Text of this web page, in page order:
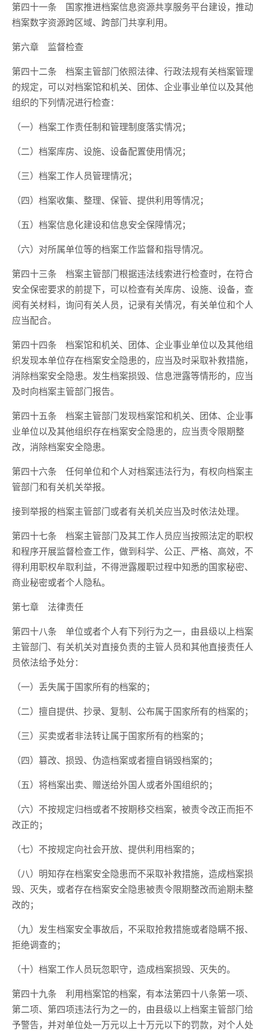
第四十一条 国家推进档案信息资源共享服务平台建设，推动
档案数字资源跨区域、跨部门共享利用。
第六章 监督检查
第四十二条 档案主管部门依照法律、行政法规有关档案管理
的规定，可以对档案馆和机关、团体、企业事业单位以及其他
组织的下列情况进行检查：
（一）档案工作责任制和管理制度落实情况；
（二）档案库房、设施、设备配置使用情况；
（三）档案工作人员管理情况；
（四）档案收集、整理、保管、提供利用等情况；
（五）档案信息化建设和信息安全保障情况；
（六）对所属单位等的档案工作监督和指导情况。
第四十三条 档案主管部门根据违法线索进行检查时，在符合
安全保密要求的前提下，可以检查有关库房、设施、设备，查
阅有关材料，询问有关人员，记录有关情况，有关单位和个人
应当配合。
第四十四条 档案馆和机关、团体、企业事业单位以及其他组
织发现本单位存在档案安全隐患的，应当及时采取补救措施，
消除档案安全隐患。发生档案损毁、信息泄露等情形的，应当
及时向档案主管部门报告。
第四十五条 档案主管部门发现档案馆和机关、团体、企业事
业单位以及其他组织存在档案安全隐患的，应当责令限期整
改，消除档案安全隐患。
第四十六条 任何单位和个人对档案违法行为，有权向档案主
管部门和有关机关举报。
接到举报的档案主管部门或者有关机关应当及时依法处理。
第四十七条 档案主管部门及其工作人员应当按照法定的职权
和程序开展监督检查工作，做到科学、公正、严格、高效，不
得利用职权牟取利益，不得泄露履职过程中知悉的国家秘密、
商业秘密或者个人隐私。
第七章 法律责任
第四十八条 单位或者个人有下列行为之一，由县级以上档案
主管部门、有关机关对直接负责的主管人员和其他直接责任人
员依法给予处分：
（一）丢失属于国家所有的档案的；
（二）擅自提供、抄录、复制、公布属于国家所有的档案的；
（三）买卖或者非法转让属于国家所有的档案的；
（四）篡改、损毁、伪造档案或者擅自销毁档案的；
（五）将档案出卖、赠送给外国人或者外国组织的；
（六）不按规定归档或者不按期移交档案，被责令改正而拒不
改正的；
（七）不按规定向社会开放、提供利用档案的；
（八）明知存在档案安全隐患而不采取补救措施，造成档案损
毁、灭失，或者存在档案安全隐患被责令限期整改而逾期未整
改的；
（九）发生档案安全事故后，不采取抢救措施或者隐瞒不报、
拒绝调查的；
（十）档案工作人员玩忽职守，造成档案损毁、灭失的。
第四十九条 利用档案馆的档案，有本法第四十八条第一项、
第二项、第四项违法行为之一的，由县级以上档案主管部门给
予警告，并对单位处一万元以上十万元以下的罚款，对个人处